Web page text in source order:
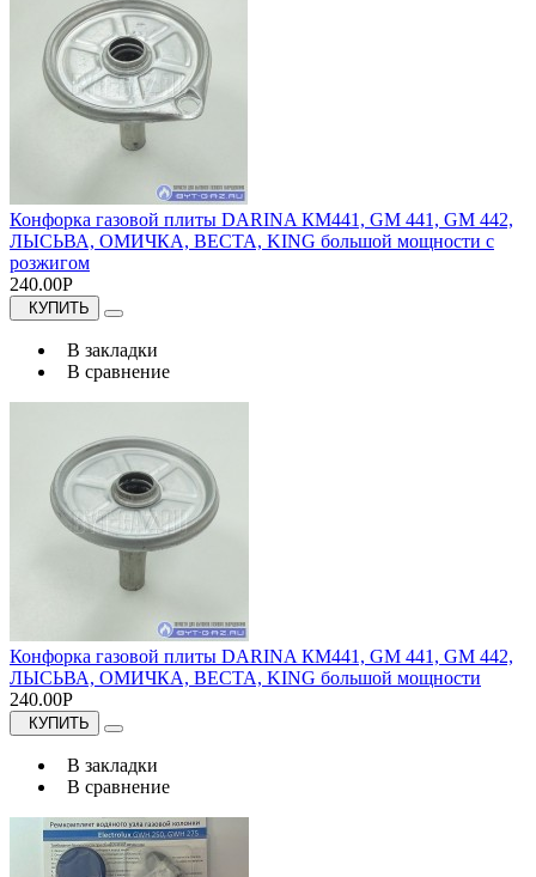
Конфорка газовой плиты DARINA КМ441, GM 441, GM 442,
ЛЫСЬВА, ОМИЧКА, ВЕСТА, KING большой мощности с
розжигом
240.00Р
КУПИТЬ
В закладки
В сравнение
Конфорка газовой плиты DARINA КМ441, GM 441, GM 442,
ЛЫСЬВА, ОМИЧКА, ВЕСТА, KING большой мощности
240.00Р
КУПИТЬ
В закладки
В сравнение